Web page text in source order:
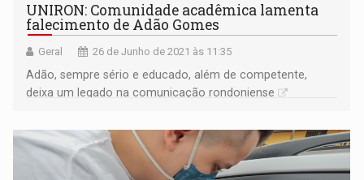
UNIRON: Comunidade acadêmica lamenta
falecimento de Adão Gomes
Geral 26 de Junho de 2021 às 11:35
Adão, sempre sério e educado, além de competente,
deixa um legado na comunicação rondoniense